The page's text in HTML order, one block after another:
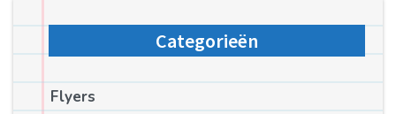
Categorieën
Flyers